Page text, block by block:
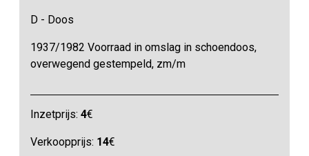
D - Doos
1937/1982 Voorraad in omslag in schoendoos,
overwegend gestempeld, zm/m
Inzetprijs:4€
Verkoopprijs: 14€